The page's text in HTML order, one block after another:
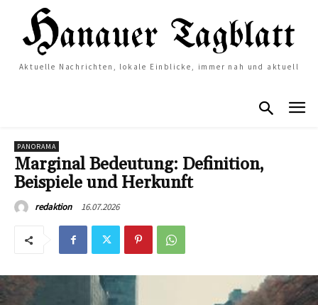
Aktuelle Nachrichten, lokale Einblicke, immer nah und aktuell
PANORAMA
Marginal Bedeutung: Definition,
Beispiele und Herkunft
redaktion 16.07.2026